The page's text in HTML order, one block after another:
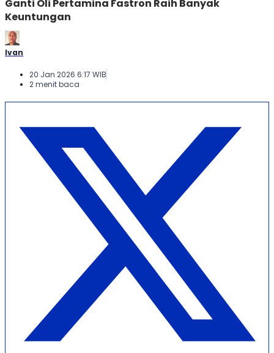
Ganti Oli Pertamina Fastron Raih Banyak
Keuntungan
Ivan
20 Jan 2026 6:17 WIB
2 menit baca